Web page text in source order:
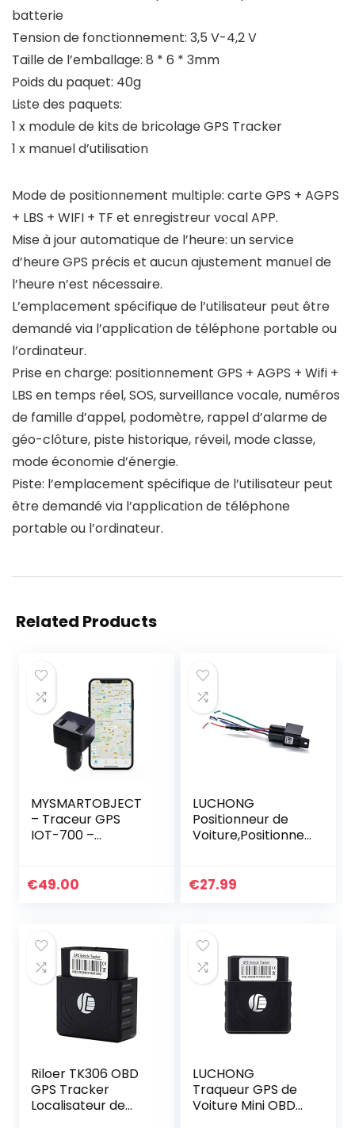
batterie
Tension de fonctionnement: 3,5 V-4,2 V
Taille de l’emballage: 8 * 6 * 3mm
Poids du paquet: 40g
Liste des paquets:
1 x module de kits de bricolage GPS Tracker
1 x manuel d’utilisation
Mode de positionnement multiple: carte GPS + AGPS
+ LBS + WIFI + TF et enregistreur vocal APP.
Mise à jour automatique de l’heure: un service
d’heure GPS précis et aucun ajustement manuel de
l’heure n’est nécessaire.
L’emplacement spécifique de l’utilisateur peut être
demandé via l’application de téléphone portable ou
l’ordinateur.
Prise en charge: positionnement GPS + AGPS + Wifi +
LBS en temps réel, SOS, surveillance vocale, numéros
de famille d’appel, podomètre, rappel d’alarme de
géo-clôture, piste historique, réveil, mode classe,
mode économie d’énergie.
Piste: l’emplacement spécifique de l’utilisateur peut
être demandé via l’application de téléphone
portable ou l’ordinateur.
Related Products
MYSMARTOBJECT
– Traceur GPS
IOT-700 –
Temps Réel sur
€49.00
LUCHONG
Positionneur de
Voiture,Positionneu
véhicules d’alerte
€27.99
Riloer TK306 OBD
GPS Tracker
Localisateur de
LUCHONG
Traqueur GPS de
Voiture Mini OBD